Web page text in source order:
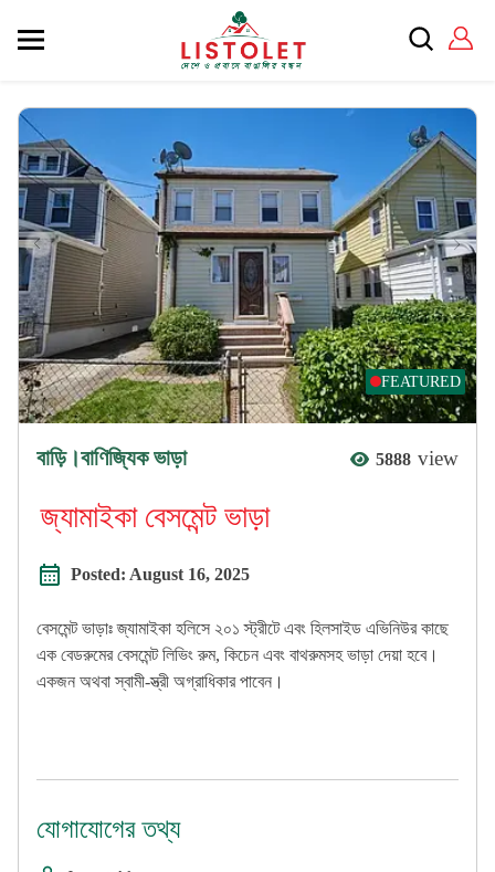
FEATURED
বাড়ি।বাণিজ্যিক ভাড়া 5888 view
জ্যামাইকা বেসমেন্ট ভাড়া
Posted: August 16, 2025
বেসমেন্ট ভাড়াঃ জ্যামাইকা হলিসে ২০১ স্ট্রীটে এবং হিলসাইড এভিনিউর কাছে
এক বেডরুমের বেসমেন্ট লিভিং রুম, কিচেন এবং বাথরুমসহ ভাড়া দেয়া হবে।
একজন অথবা স্বামী-স্ত্রী অগ্রাধিকার পাবেন।
যোগাযোগের তথ্য